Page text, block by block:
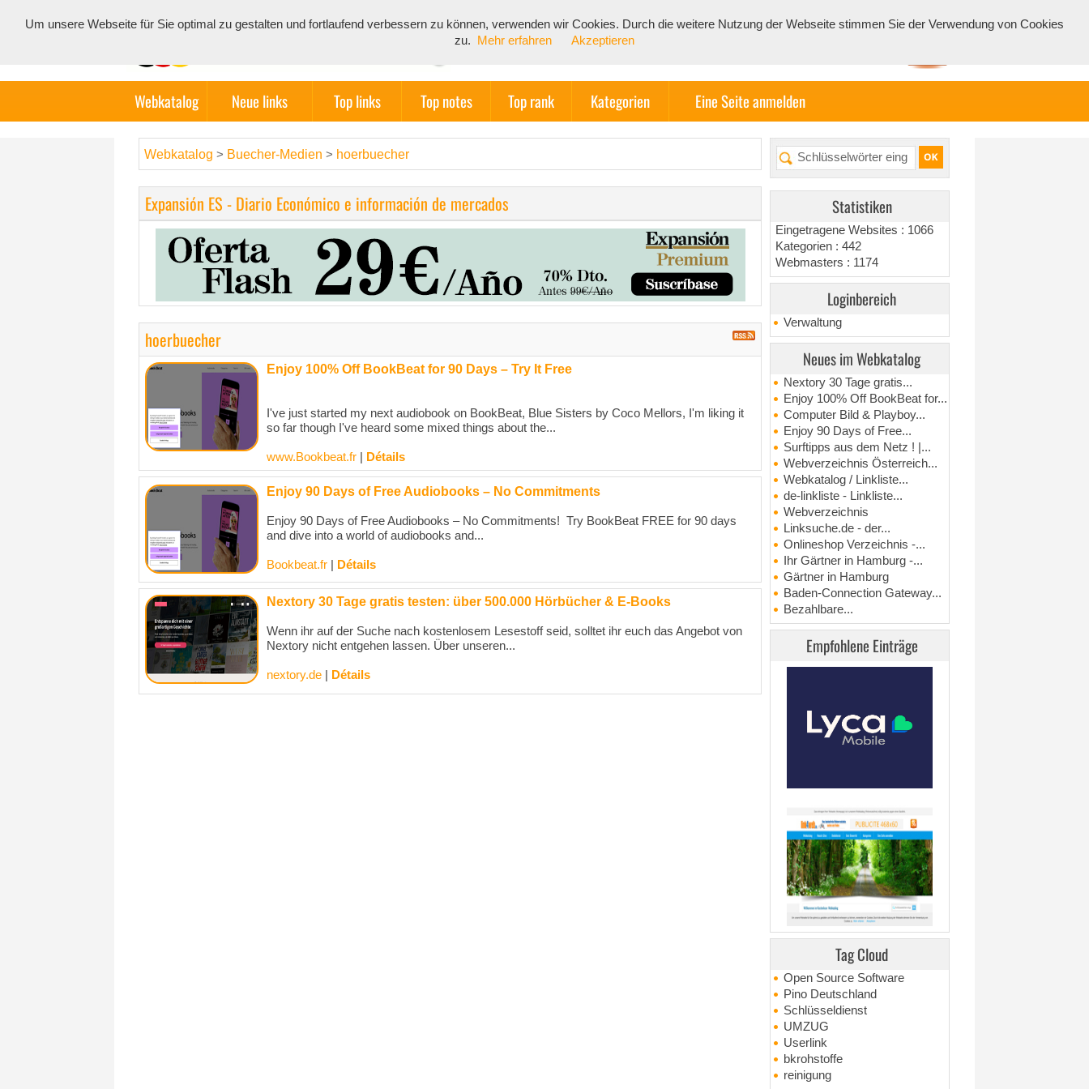
Webkatalog Neue links Top links Top notes Top rank Kategorien Eine Seite anmelden
Statistiken
Eingetragene Websites : 1066
Kategorien : 442
Webmasters : 1174
Loginbereich
Verwaltung
Neues im Webkatalog
Nextory 30 Tage gratis...
Enjoy 100% Off BookBeat for...
Computer Bild & Playboy...
Enjoy 90 Days of Free...
Surftipps aus dem Netz ! |...
Webverzeichnis Österreich...
Webkatalog / Linkliste...
de-linkliste - Linkliste...
Webverzeichnis
Linksuche.de - der...
Onlineshop Verzeichnis -...
Ihr Gärtner in Hamburg -...
Gärtner in Hamburg
Baden-Connection Gateway...
Bezahlbare...
Empfohlene Einträge
Tag Cloud
Open Source Software
Pino Deutschland
Schlüsseldienst
UMZUG
Userlink
bkrohstoffe
reinigung
Webkatalog > Buecher-Medien > hoerbuecher
Expansión ES - Diario Económico e información de mercados
hoerbuecher
Enjoy 100% Off BookBeat for 90 Days – Try It Free
I've just started my next audiobook on BookBeat, Blue Sisters by Coco Mellors, I'm liking it
so far though I've heard some mixed things about the...
www.Bookbeat.fr Détails
Enjoy 90 Days of Free Audiobooks – No Commitments
Enjoy 90 Days of Free Audiobooks – No Commitments! Try BookBeat FREE for 90 days
and dive into a world of audiobooks and...
Bookbeat.fr Détails
Nextory 30 Tage gratis testen: über 500.000 Hörbücher & E-Books
Wenn ihr auf der Suche nach kostenlosem Lesestoff seid, solltet ihr euch das Angebot von
Nextory nicht entgehen lassen. Über unseren...
nextory.de Détails
Um unsere Webseite für Sie optimal zu gestalten und fortlaufend verbessern zu können, verwenden wir Cookies. Durch die weitere Nutzung der Webseite stimmen Sie der Verwendung von Cookies
zu.
Mehr erfahren Akzeptieren